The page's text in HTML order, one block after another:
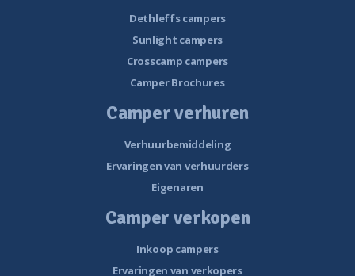
Dethleffs campers
Sunlight campers
Crosscamp campers
Camper Brochures
Camper verhuren
Verhuurbemiddeling
Ervaringen van verhuurders
Eigenaren
Camper verkopen
Inkoop campers
Ervaringen van verkopers